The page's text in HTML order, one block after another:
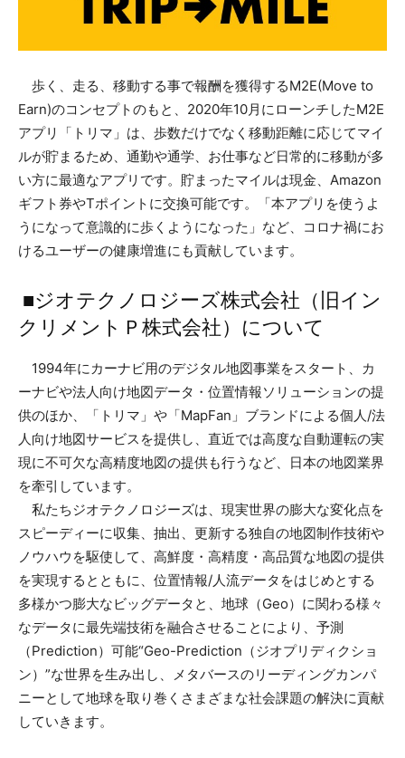
歩く、走る、移動する事で報酬を獲得するM2E(Move to
Earn)のコンセプトのもと、2020年10月にローンチしたM2E
アプリ「トリマ」は、歩数だけでなく移動距離に応じてマイ
ルが貯まるため、通勤や通学、お仕事など日常的に移動が多
い方に最適なアプリです。貯まったマイルは現金、Amazon
ギフト券やTポイントに交換可能です。「本アプリを使うよ
うになって意識的に歩くようになった」など、コロナ禍にお
けるユーザーの健康増進にも貢献しています。
​■ジオテクノロジーズ株式会社（旧イン
クリメントＰ株式会社）について
1994年にカーナビ用のデジタル地図事業をスタート、カ
ーナビや法人向け地図データ・位置情報ソリューションの提
供のほか、「トリマ」や「MapFan」ブランドによる個人/法
人向け地図サービスを提供し、直近では高度な自動運転の実
現に不可欠な高精度地図の提供も行うなど、日本の地図業界
を牽引しています。
私たちジオテクノロジーズは、現実世界の膨大な変化点を
スピーディーに収集、抽出、更新する独自の地図制作技術や
ノウハウを駆使して、高鮮度・高精度・高品質な地図の提供
を実現するとともに、位置情報/人流データをはじめとする
多様かつ膨大なビッグデータと、地球（Geo）に関わる様々
なデータに最先端技術を融合させることにより、予測
（Prediction）可能“Geo-Prediction（ジオプリディクショ
ン）”な世界を生み出し、メタバースのリーディングカンパ
ニーとして地球を取り巻くさまざまな社会課題の解決に貢献
していきます。